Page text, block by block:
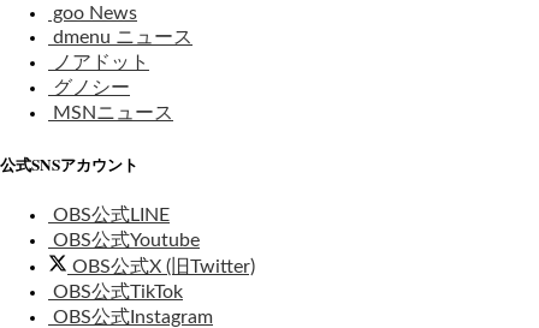
goo News
dmenu ニュース
ノアドット
グノシー
MSNニュース
公式SNSアカウント
OBS公式LINE
OBS公式Youtube
OBS公式X (旧Twitter)
OBS公式TikTok
OBS公式Instagram